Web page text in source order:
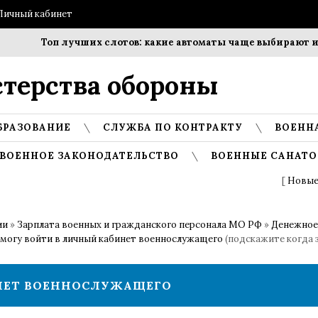
кабинет
Топ лучших слотов: какие автоматы чаще выбирают
обороны
СЛУЖБА ПО КОНТРАКТУ
ВОЕННОЕ ЗАКОНОДАТЕЛЬСТВО ВОЕННЫЕ
[
» Зарплата военных и гражданского персонала МО РФ »
войти в личный кабинет военнослужащего (подскажите когда
ВОЕННОСЛУЖАЩЕГО